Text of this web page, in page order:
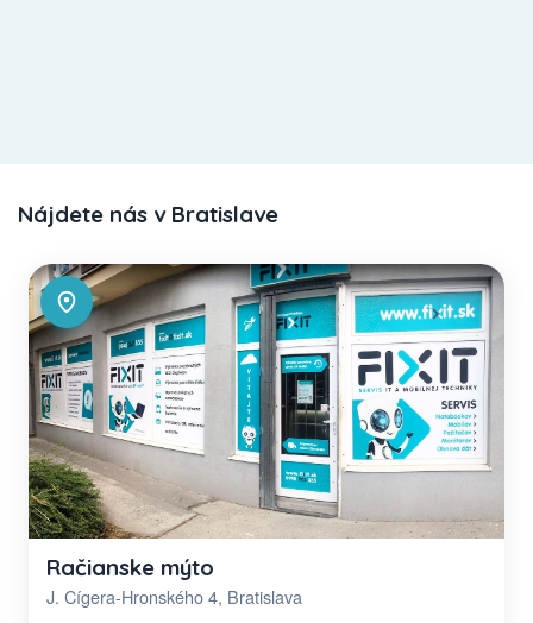
Nájdete nás v Bratislave
Račianske mýto
J. Cígera-Hronského 4, Bratislava